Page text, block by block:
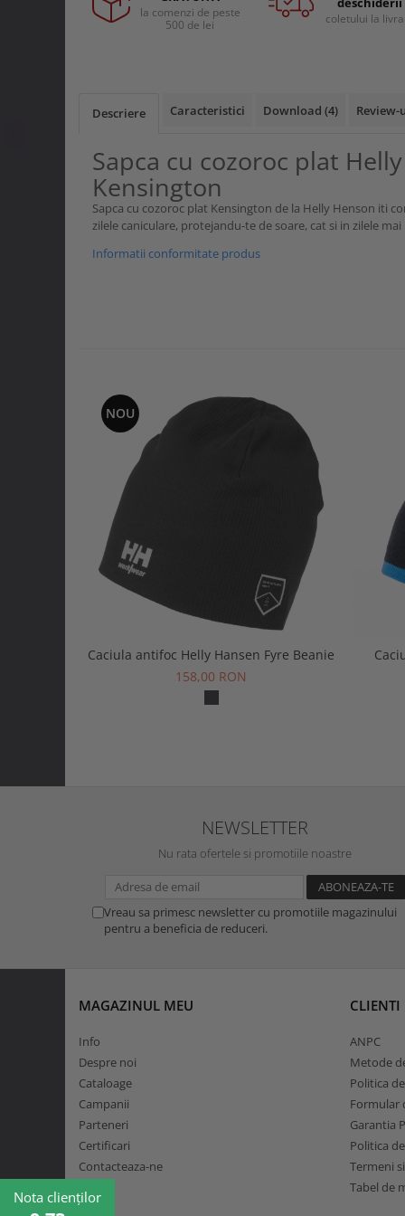
Buzunare externe
Echipamente muncitori ferma
Echipamente veterinari
Echipamente mulgatori
Echipamente trimeri ongloane
Masti protectie
Menghine si prese
la comenzi de peste
500 de lei
coletului la
Descriere Caracteristici Download (4) Review-
Sapca cu cozoroc plat Helly
Kensington
Sapca cu cozoroc plat Kensington de la Helly Henson iti
zilele caniculare, protejandu-te de soare, cat si in zilele mai
Informatii conformitate produs
NOU
Caciula antifoc Helly Hansen Fyre Beanie
158,00 RON
NEWSLETTER
Nu rata ofertele si promotiile noastre
Vreau sa primesc newsletter cu promotiile magazinului
pentru a beneficia de reduceri.
MAGAZINUL MEU
Info
Despre noi
Cataloage
Campanii
Parteneri
Certificari
Contacteaza-ne
CLIENTI
ANPC
Metode
Politica
Formular
Garantia
Politica
Termeni
Tabel de
Nota clienților